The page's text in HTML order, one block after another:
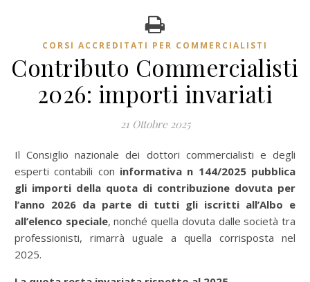
CORSI ACCREDITATI PER COMMERCIALISTI
Contributo Commercialisti
2026: importi invariati
21 Ottobre 2025
Il Consiglio nazionale dei dottori commercialisti e degli
esperti contabili con informativa n 144/2025 pubblica
gli importi della quota di contribuzione dovuta per
l’anno 2026 da parte di tutti gli iscritti all’Albo e
all’elenco speciale, nonché quella dovuta dalle società tra
professionisti, rimarrà uguale a quella corrisposta nel
2025.